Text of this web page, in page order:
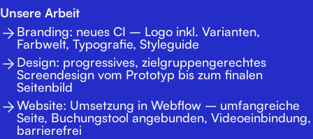
Unsere Arbeit
Branding: neues CI – Logo inkl. Varianten,
Farbwelt, Typografie, Styleguide
Design: progressives, zielgruppengerechtes
Screendesign vom Prototyp bis zum finalen
Seitenbild
Website: Umsetzung in Webflow – umfangreiche
Seite, Buchungstool angebunden, Videoeinbindung,
barrierefrei